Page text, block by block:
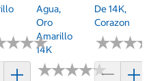
★★★
★★★
Agua,
Oro
Amarillo
14K
★★★★★
★★★★★
De 14K,
Corazon
★★★
★★★